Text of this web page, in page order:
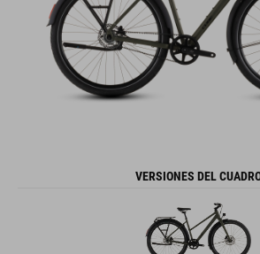
VERSIONES DEL